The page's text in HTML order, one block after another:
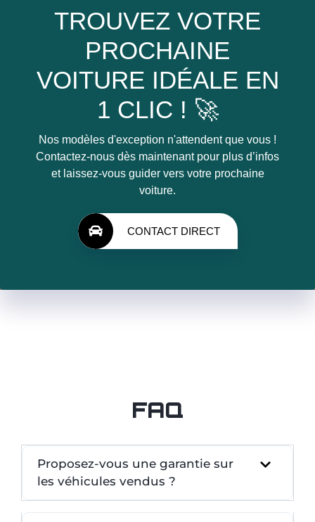
TROUVEZ VOTRE
PROCHAINE
VOITURE IDÉALE EN
1 CLIC ! 🚀
Nos modèles d'exception n'attendent que vous !
Contactez-nous dès maintenant pour plus d’infos
et laissez-vous guider vers votre prochaine
voiture.
CONTACT DIRECT
FAQ
Proposez-vous une garantie sur
les véhicules vendus ?